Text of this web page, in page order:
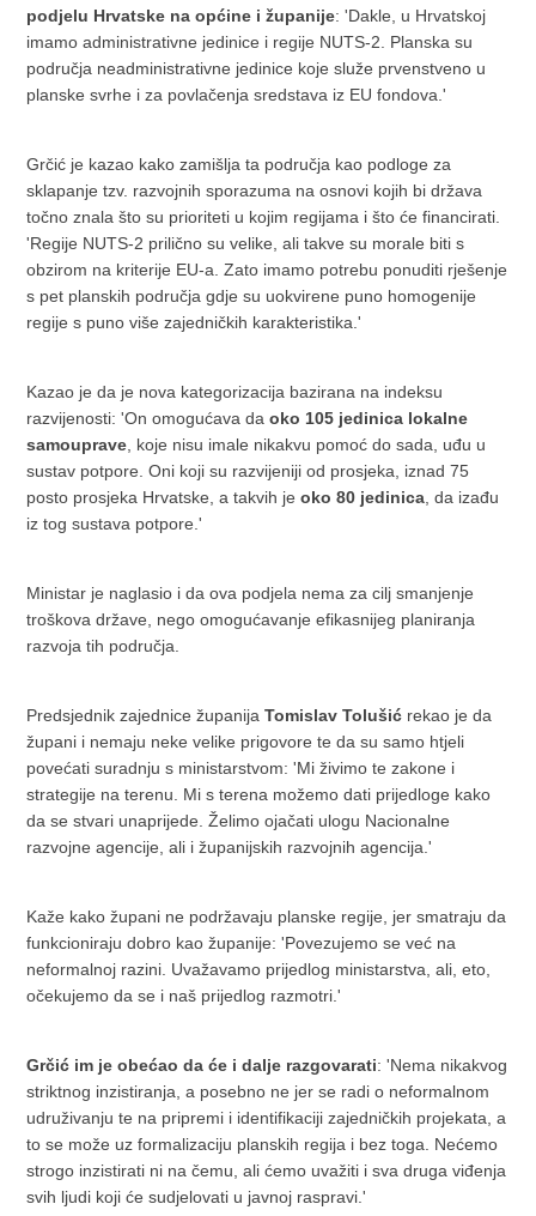
podjelu Hrvatske na općine i županije: 'Dakle, u Hrvatskoj
imamo administrativne jedinice i regije NUTS-2. Planska su
područja neadministrativne jedinice koje služe prvenstveno u
planske svrhe i za povlačenja sredstava iz EU fondova.'
Grčić je kazao kako zamišlja ta područja kao podloge za
sklapanje tzv. razvojnih sporazuma na osnovi kojih bi država
točno znala što su prioriteti u kojim regijama i što će financirati.
'Regije NUTS-2 prilično su velike, ali takve su morale biti s
obzirom na kriterije EU-a. Zato imamo potrebu ponuditi rješenje
s pet planskih područja gdje su uokvirene puno homogenije
regije s puno više zajedničkih karakteristika.'
Kazao je da je nova kategorizacija bazirana na indeksu
razvijenosti: 'On omogućava daoko 105 jedinica lokalne
samouprave , koje nisu imale nikakvu pomoć do sada, uđu u
sustav potpore. Oni koji su razvijeniji od prosjeka, iznad 75
posto prosjeka Hrvatske, a takvih jeoko 80 jedinica , da izađu
iz tog sustava potpore.'
Ministar je naglasio i da ova podjela nema za cilj smanjenje
troškova države, nego omogućavanje efikasnijeg planiranja
razvoja tih područja.
Predsjednik zajednice županija Tomislav Tolušić rekao je da
župani i nemaju neke velike prigovore te da su samo htjeli
povećati suradnju s ministarstvom: 'Mi živimo te zakone i
strategije na terenu. Mi s terena možemo dati prijedloge kako
da se stvari unaprijede. Želimo ojačati ulogu Nacionalne
razvojne agencije, ali i županijskih razvojnih agencija.'
Kaže kako župani ne podržavaju planske regije, jer smatraju da
funkcioniraju dobro kao županije: 'Povezujemo se već na
neformalnoj razini. Uvažavamo prijedlog ministarstva, ali, eto,
očekujemo da se i naš prijedlog razmotri.'
Grčić im je obećao da će i dalje razgovarati: 'Nema nikakvog
striktnog inzistiranja, a posebno ne jer se radi o neformalnom
udruživanju te na pripremi i identifikaciji zajedničkih projekata, a
to se može uz formalizaciju planskih regija i bez toga. Nećemo
strogo inzistirati ni na čemu, ali ćemo uvažiti i sva druga viđenja
svih ljudi koji će sudjelovati u javnoj raspravi.'